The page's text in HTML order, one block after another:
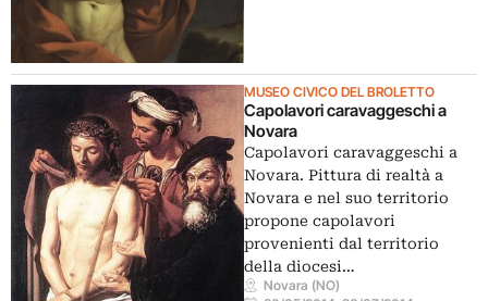
MUSEO CIVICO DEL BROLETTO
Capolavori caravaggeschi a
Novara
Capolavori caravaggeschi a
Novara. Pittura di realtà a
Novara e nel suo territorio
propone capolavori
provenienti dal territorio
della diocesi…
Novara (NO)